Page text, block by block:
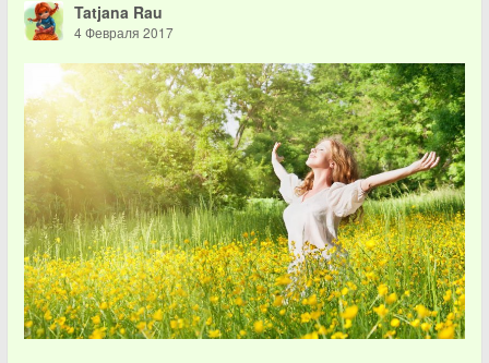
Tatjana Rau
4 Февраля 2017